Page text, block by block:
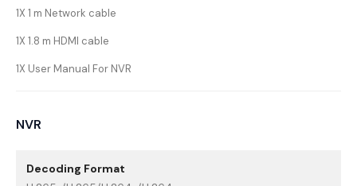
1X 1 m Network cable
1X 1.8 m HDMI cable
1X User Manual For NVR
NVR
Decoding Format